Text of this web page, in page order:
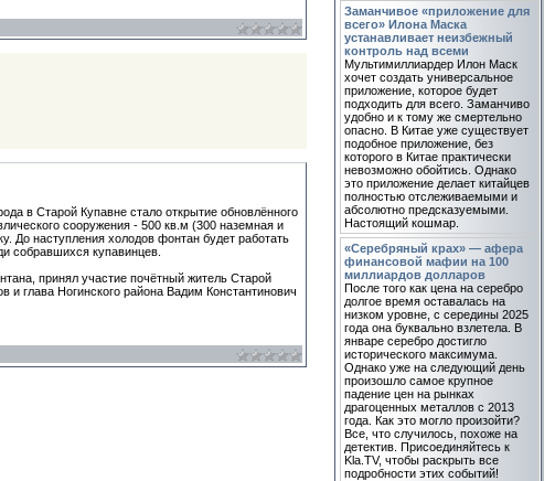
в Старой Купавне стало открытие обновлённого
сооружения - 500 кв.м (300 наземная и
До наступления холодов фонтан будет работать
собравшихся купавинцев.
принял участие почётный житель Старой
глава Ногинского района Вадим Константинович
Заманчивое «приложение для
всего» Илона Маска
устанавливает неизбежный
контроль над всеми
Мультимиллиардер Илон Маск
хочет создать универсальное
приложение, которое будет
подходить для всего. Заманчиво
удобно и к тому же смертельно
опасно. В Китае уже существует
подобное приложение, без
которого в Китае практически
невозможно обойтись. Однако
это приложение делает китайцев
полностью отслеживаемыми и
абсолютно предсказуемыми.
Настоящий кошмар.
«Серебряный крах» — афера
финансовой мафии на 100
миллиардов долларов
После того как цена на серебро
долгое время оставалась на
низком уровне, с середины 2025
года она буквально взлетела. В
январе серебро достигло
исторического максимума.
Однако уже на следующий день
произошло самое крупное
падение цен на рынках
драгоценных металлов с 2013
года. Как это могло произойти?
Все, что случилось, похоже на
детектив. Присоединяйтесь к
Kla.TV, чтобы раскрыть все
подробности этих событий!